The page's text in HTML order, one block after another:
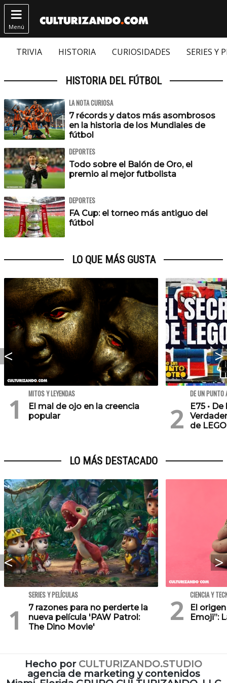

Menú
TRIVIA HISTORIA CURIOSIDADES SERIES Y
HISTORIA DEL FÚTBOL
LA NOTA CURIOSA
7 récords y datos más asombrosos
en la historia de los Mundiales de
fútbol
DEPORTES
Todo sobre el Balón de Oro, el
premio al mejor futbolista
DEPORTES
FA Cup: el torneo más antiguo del
fútbol
LO QUE MÁS GUSTA
MITOS Y LEYENDAS
El mal de ojo en la creencia
popular
DE UN PUNTO
E75 •
de
LO MÁS DESTACADO
SERIES Y PELÍCULAS
7 razones para no perderte la
nueva película 'PAW Patrol:
The Dino Movie'
CIENCIA Y
El
Emoji”:
Hecho por CULTURIZANDO.STUDIO
agencia de marketing y contenidos